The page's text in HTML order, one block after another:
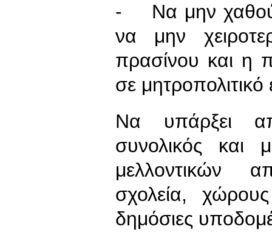
- Να μην χαθούν
να μην
πρασίνου και η
σε
Να υπάρξει
συνολικός και
μελλοντικών
σχολεία,
δημόσιες